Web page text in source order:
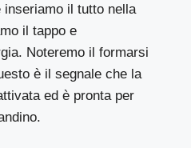
il tutto nella
il tappo e
Noteremo il formarsi
è il segnale che la
ed è pronta per